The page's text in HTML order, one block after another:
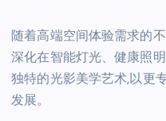
随着高端空间体验需求的
深化在智能灯光、健康照
独特的光影美学艺术,以更
发展。